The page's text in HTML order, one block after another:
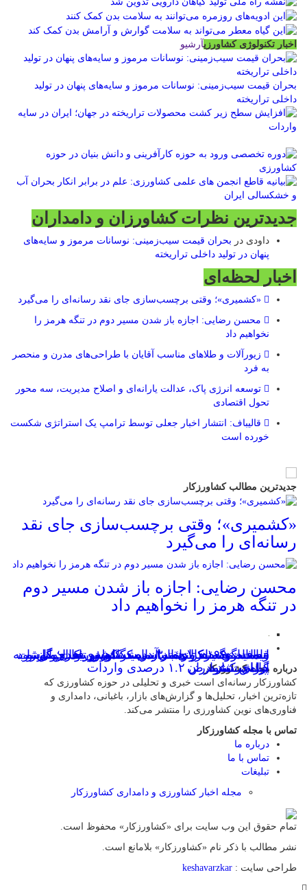
اخبار تکنولوژی کشاورزیآرشیو
بحران قیمت سیب‌زمینی: نوسانات مرموز و سایه‌های پنهان در تولید
داخلی تراریخته
جدیدترین نظرات کشاورزان و دامداران
داودی در بحران قیمت سیب‌زمینی: نوسانات مرموز و سایه‌های
پنهان در تولید داخلی تراریخته
اخبار لحظه‌ای
«کشمیری»؛ وقتی برچسب‌سازی جای نقد رسانه‌ای را می‌گیرد
محسن رضایی: اجازه باز شدن مسیر دوم در تنگه هرمز را
نخواهیم داد
زیورآلات و طلاهای مناسب آقایان با طراحی‌های مدرن و منحصر
به فرد
توسعه انرژی پاک، عدالت یارانه‌ای و اصلاح مدیریت، سه محور
تحول اقتصادی
قالیباف: انتشار اخبار جعلی توسط ترامپ یک استراتژی شکست
خورده است
جدیدترین مطالب کشاورزکار
«کشمیری»؛ وقتی برچسب‌سازی جای نقد
رسانه‌ای را می‌گیرد
محسن رضایی: اجازه باز شدن مسیر دوم
در تنگه هرمز را نخواهیم داد
معافیت ۱۹۹ کالای اساسی کشاورزی و دارو از
پرداخت عوارض ۱.۲ درصدی واردات
قیمت گوسفند زنده ۳۰ درصد کاهش یافت؛ گوشت
ارزان نشد
سامانه «سیتا» تا هفته آینده در کشور فعال می‌شود
انسداد تنگه هرمز، بازار اسید سولفوریک جهان را به
چالش کشید
راه‌اندازی مرکز دائمی نمایشگاهی و تجاری گل و
گیاه در مازندران
درباره مجله کشاورزکار
کشاورزکار رسانه‌ای است خبری و تحلیلی در حوزه کشاورزی که
تازه‌ترین اخبار، تحلیل‌ها و گزارش‌های بازار، باغبانی، دامداری و
فناوری‌های نوین کشاورزی را منتشر می‌کند.
تماس با مجله کشاورزکار
درباره ما
تماس با ما
تبلیغات
مجله اخبار کشاورزی و دامداری کشاورزکار
تمام حقوق این وب سایت برای «کشاورزکار» محفوظ است.
نشر مطالب با ذکر نام «کشاورزکار» بلامانع است.
طراحی سایت :